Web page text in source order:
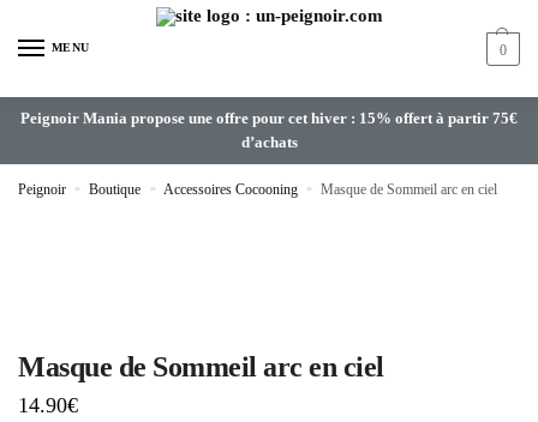
MENU 0
Peignoir Mania propose une offre pour cet hiver : 15% offert à partir 75€
d’achats
Peignoir » Boutique » Accessoires Cocooning » Masque de Sommeil arc en ciel
Masque de Sommeil arc en ciel
14.90€